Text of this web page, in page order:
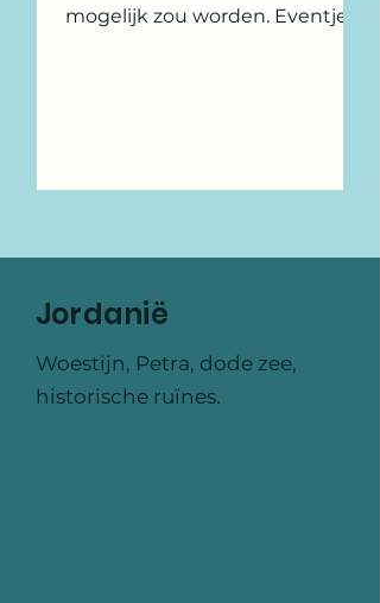
mogelijk zou worden. Eventjes
Jordanië
Woestijn, Petra, dode zee,
historische ruïnes.